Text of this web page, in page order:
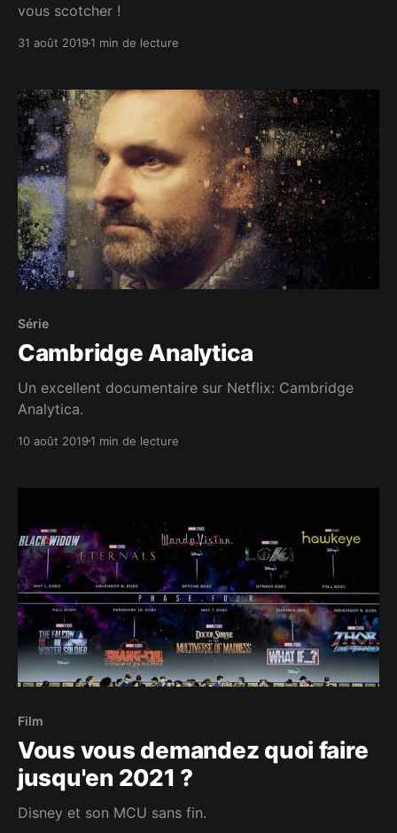
vous scotcher !
31 août 20191 min de lecture
Série
Cambridge Analytica
Un excellent documentaire sur Netflix: Cambridge
Analytica.
10 août 20191 min de lecture
Film
Vous vous demandez quoi faire
jusqu'en 2021 ?
Disney et son MCU sans fin.